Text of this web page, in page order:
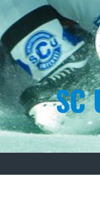
Skip
to
content
SC